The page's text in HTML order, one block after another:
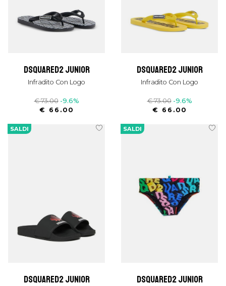
dsquared2 junior
Infradito Con Logo
€ 73.00 -9.6%
€ 66.00
dsquared2 junior
Infradito Con Logo
€ 73.00 -9.6%
€ 66.00
SALDI
dsquared2 junior
SALDI
dsquared2 junior